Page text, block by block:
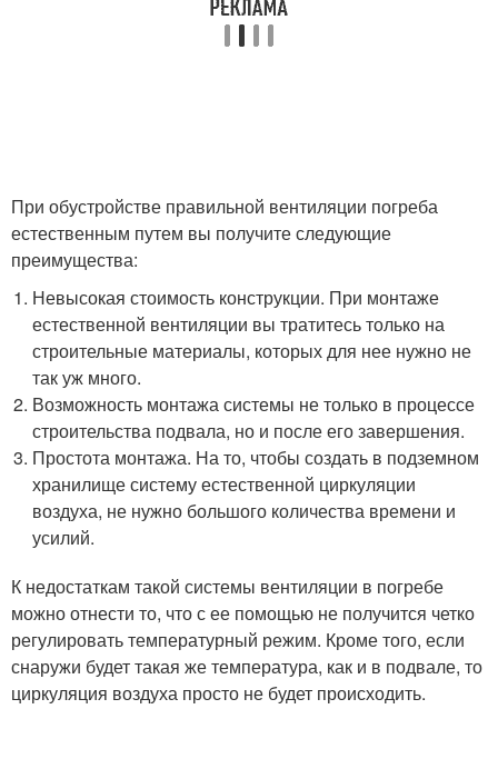
При обустройстве правильной вентиляции погреба
естественным путем вы получите следующие
преимущества:
Невысокая стоимость конструкции. При монтаже
естественной вентиляции вы тратитесь только на
строительные материалы, которых для нее нужно не
так уж много.
Возможность монтажа системы не только в процессе
строительства подвала, но и после его завершения.
Простота монтажа. На то, чтобы создать в подземном
хранилище систему естественной циркуляции
воздуха, не нужно большого количества времени и
усилий.
К недостаткам такой системы вентиляции в погребе
можно отнести то, что с ее помощью не получится четко
регулировать температурный режим. Кроме того, если
снаружи будет такая же температура, как и в подвале, то
циркуляция воздуха просто не будет происходить.